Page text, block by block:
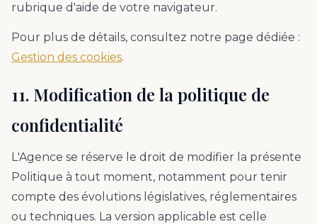
rubrique d'aide de votre navigateur.
Pour plus de détails, consultez notre page dédiée :
Gestion des cookies.
11. Modification de la politique de
confidentialité
L'Agence se réserve le droit de modifier la présente
Politique à tout moment, notamment pour tenir
compte des évolutions législatives, réglementaires
ou techniques. La version applicable est celle